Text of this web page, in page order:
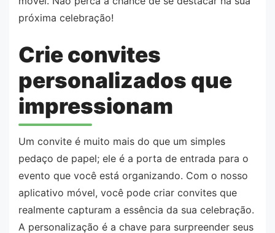
próxima celebração!
Crie convites
personalizados que
impressionam
Um convite é muito mais do que um simples
pedaço de papel; ele é a porta de entrada para o
evento que você está organizando. Com o nosso
aplicativo móvel, você pode criar convites que
realmente capturam a essência da sua celebração.
A personalização é a chave para surpreender seus